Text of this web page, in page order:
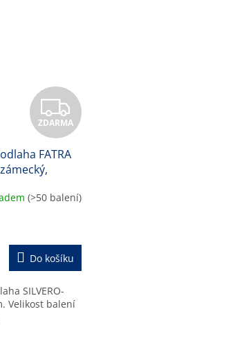
Z
D
A
R
A
ZDARMA
FATRA
(>50 balení)
Do košíku
SILVERO-
Velikost balení